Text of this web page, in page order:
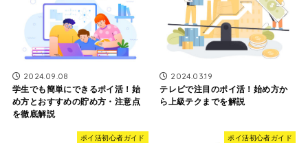
2024.09.08
学生でも簡単にできるポイ活！始
め方とおすすめの貯め方・注意点
を徹底解説
2024.03.19
テレビで注目のポイ活！始め方か
ら上級テクまでを解説
ポイ活初心者ガイド ポイ活初心者ガイド